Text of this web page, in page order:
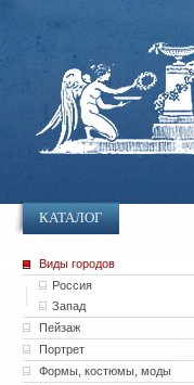
КАТАЛОГ
Виды городов
Россия
Запад
Пейзаж
Портрет
Формы, костюмы, моды